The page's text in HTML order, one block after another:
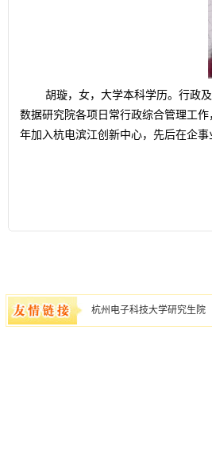
胡璇，女，大学本科学历。行政及
数据研究院各项日常行政综合管理工
年加入杭电滨江创新中心，先后在企
杭州电子科技大学研究生院